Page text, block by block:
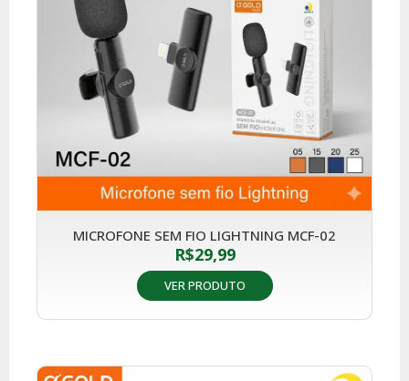
MICROFONE SEM FIO LIGHTNING MCF-02
R$29,99
VER PRODUTO